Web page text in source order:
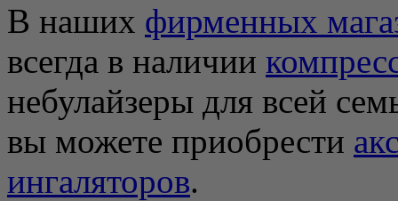
В наших фирменных
всегда в наличии
небулайзеры для всей
вы можете приобрести
ингаляторов.